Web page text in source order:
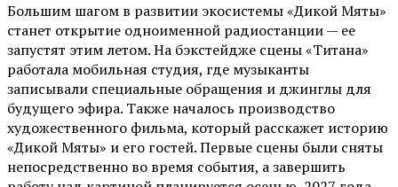
Большим шагом в развитии экосистемы «Дикой Мяты»
станет открытие одноименной радиостанции — ее
запустят этим летом. На бэкстейдже сцены «Титана»
работала мобильная студия, где музыканты
записывали специальные обращения и джинглы для
будущего эфира. Также началось производство
художественного фильма, который расскажет историю
«Дикой Мяты» и его гостей. Первые сцены были сняты
непосредственно во время события, а завершить